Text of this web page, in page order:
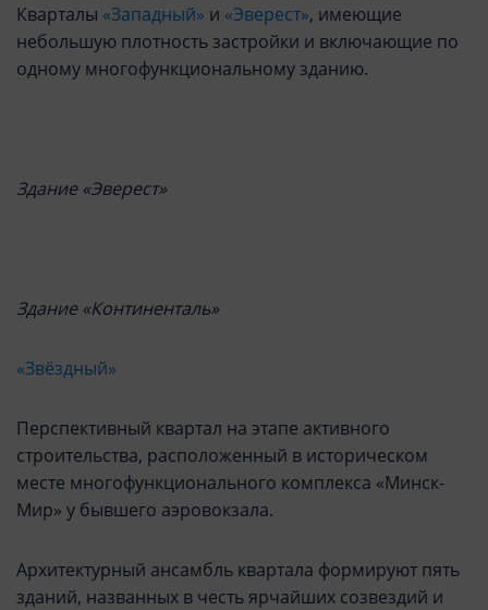
Кварталы «Западный» и «Эверест», имеющие
небольшую плотность застройки и включающие по
одному многофункциональному зданию.
Здание «Эверест»
Здание «Континенталь»
«Звёздный»
Перспективный квартал на этапе активного
строительства, расположенный в историческом
месте многофункционального комплекса «Минск-
Мир» у бывшего аэровокзала.
Архитектурный ансамбль квартала формируют пять
зданий, названных в честь ярчайших созвездий и